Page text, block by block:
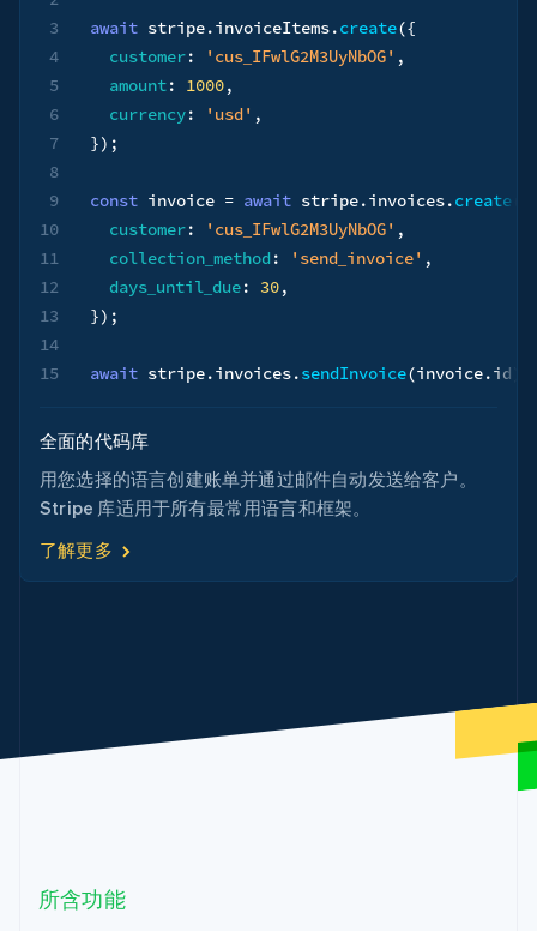
3
4
5
6
7
8
9
10
11
12
13
14
15
await stripe.invoiceItems.create({
customer: 'cus_IFwlG2M3UyNbOG' ,
amount: 1000,
currency: 'usd' ,
}) ;
const invoice = await stripe.invoices.create
customer: 'cus_IFwlG2M3UyNbOG' ,
collection_method: 'send_invoice' ,
days_until_due: 30,
}) ;
await stripe.invoices.sendInvoice(invoice.id
全面的代码库
用您选择的语言创建账单并通过邮件自动发送给客户。
Stripe 库适用于所有最常用语言和框架。
了解更多
所含功能